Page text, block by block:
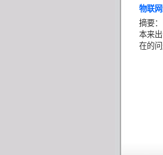
物联
摘要
本来
在的